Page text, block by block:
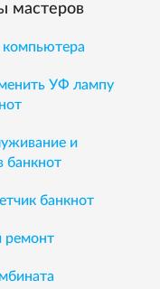
мастеров
компьютера
УФ лампу
и
банкнот
банкнот
ремонт